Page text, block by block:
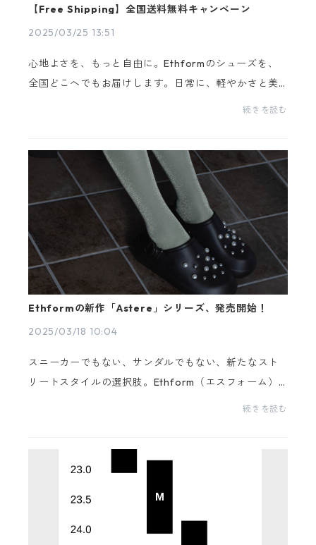
【Free Shipping】全国送料無料キャンペーン
2025/03/25 13:51
心地よさを、もっと自由に。Ethformのシューズを、
全国どこへでもお届けします。日常に、軽やかさと美
しさを。Ethformでは、皆さまにもっと自由に、もっ
続きを読む
Ethformの新作「Astere」シリーズ、発売開始！
2025/03/18 10:04
スニーカーでもない、サンダルでもない、新たなスト
リートスタイルの選択肢。Ethform（エスフォーム）
から、新作シューズ「Astere」シリーズがついにリリ
続きを読む